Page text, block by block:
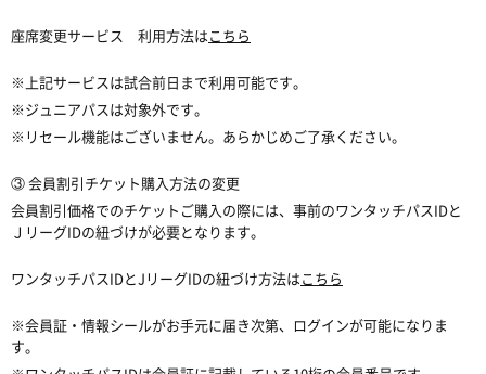
座席変更サービス 利用方法はこちら
※上記サービスは試合前日まで利用可能です。
※ジュニアパスは対象外です。
※リセール機能はございません。あらかじめご了承ください。
③ 会員割引チケット購入方法の変更
会員割引価格でのチケットご購入の際には、事前のワンタッチパスIDと
ＪリーグIDの紐づけが必要となります。
ワンタッチパスIDとJリーグIDの紐づけ方法はこちら
※会員証・情報シールがお手元に届き次第、ログインが可能になりま
す。